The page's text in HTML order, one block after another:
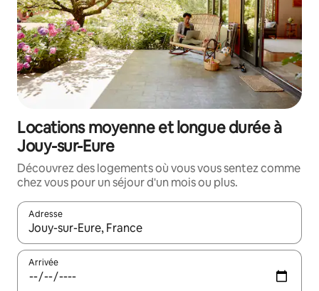
Locations moyenne et longue durée à
Jouy-sur-Eure
Découvrez des logements où vous vous sentez comme
chez vous pour un séjour d'un mois ou plus.
Adresse
Lorsque les résultats s'affichent, utilisez les flèches vers le
Arrivée